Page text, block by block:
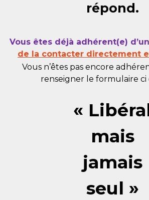
répond.
Vous êtes déjà adhérent(e)
de la contacter directement
Vous n’êtes pas encore
renseigner le formulaire ci
«
mais
jamais
seul »